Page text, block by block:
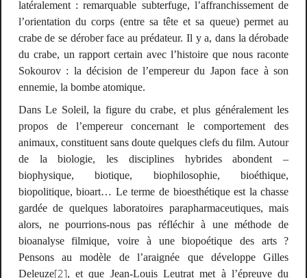
latéralement : remarquable subterfuge, l’affranchissement de
l’orientation du corps (entre sa tête et sa queue) permet au
crabe de se dérober face au prédateur. Il y a, dans la dérobade
du crabe, un rapport certain avec l’histoire que nous raconte
Sokourov : la décision de l’empereur du Japon face à son
ennemie, la bombe atomique.
DansLe Soleil, la figure du crabe, et plus généralement les
propos de l’empereur concernant le comportement des
animaux, constituent sans doute quelques clefs du film. Autour
de la biologie, les disciplines hybrides abondent –
biophysique, biotique, biophilosophie, bioéthique,
biopolitique, bioart… Le terme de bioesthétiqueest la chasse
gardée de quelques laboratoires parapharmaceutiques, mais
alors, ne pourrions-nous pas réfléchir à une méthode de
bioanalyse filmique, voire à unebiopoétique des arts?
Pensons au modèle de l’araignée que développe Gilles
Deleuze[2], et que Jean-Louis Leutrat met à l’épreuve du